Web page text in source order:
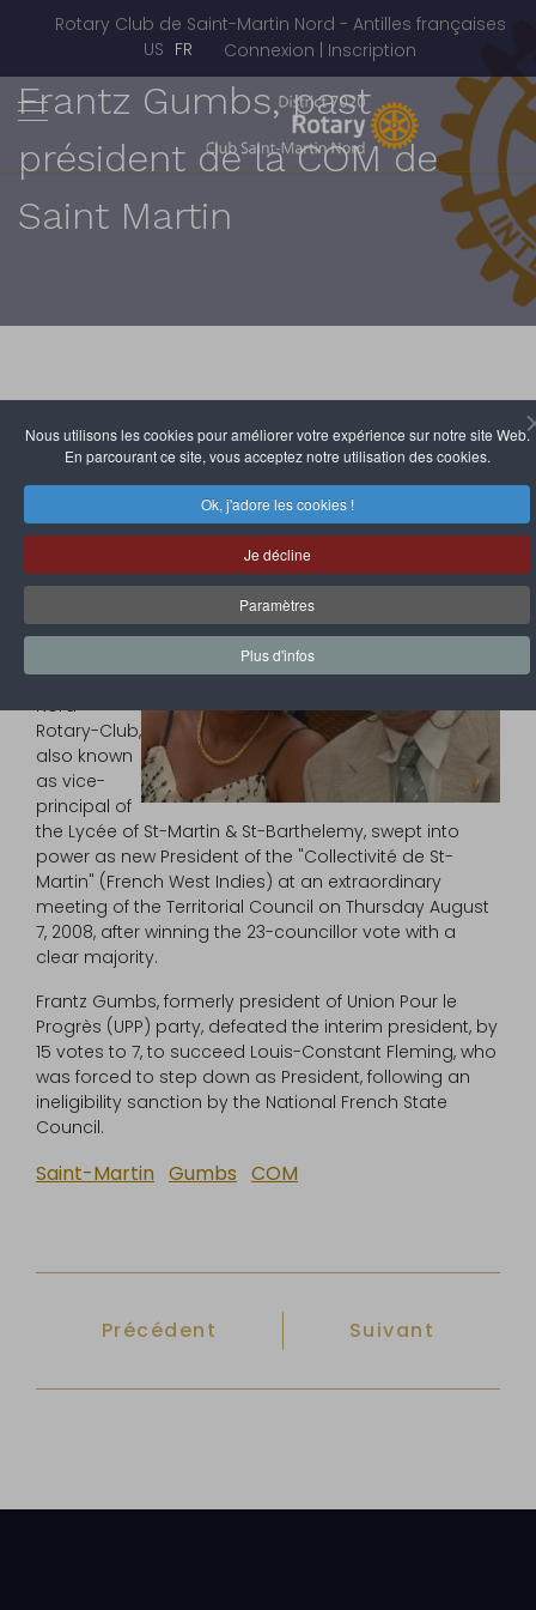
Nous utilisons les cookies pour améliorer votre expérience sur notre site Web.
En parcourant ce site, vous acceptez notre utilisation des cookies.
Ok, j'adore les cookies !
Je décline
Paramètres
Plus d'infos
Rotary Club de Saint-Martin Nord - Antilles françaises
Sélectionnez votre langue
US FR Connexion | Inscription
Frantz Gumbs, past
président de la COM de
Saint Martin
Rotary Club de Saint-Martin Nord
7 Août 2008
Clics : 4946
Gumbs,
and Past-
St-Martin
Nord
Rotary-Club,
also known
as vice-
principal of
the Lycée of St-Martin & St-Barthelemy, swept into
power as new President of the "Collectivité de St-
Martin" (French West Indies) at an extraordinary
meeting of the Territorial Council on Thursday August
7, 2008, after winning the 23-councillor vote with a
clear majority.
Frantz Gumbs, formerly president of Union Pour le
Progrès (UPP) party, defeated the interim president, by
15 votes to 7, to succeed Louis-Constant Fleming, who
was forced to step down as President, following an
ineligibility sanction by the National French State
Council.
Saint-Martin Gumbs COM
Article précédent : Nouveaux
Précédent Article suivant :
Suivant